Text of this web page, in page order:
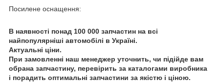
Посилене оснащення:
В наявності понад 100 000 запчастин на всі
найпопулярніші автомобілі в Україні.
Актуальні ціни.
При замовленні наш менеджер уточнить, чи підійде вам
обрана запчастину, перевірить за каталогами виробника
і порадить оптимальні запчастини за якістю і ціною.